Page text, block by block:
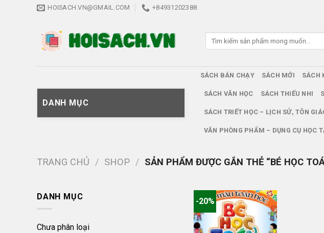
HOISACH.VN@GMAIL.COM +84931202388
DANH MỤC
SÁCH BÁN CHẠY SÁCH MỚI SÁCH
SÁCH VĂN HỌC SÁCH THIẾU NHI
SÁCH TRIẾT HỌC – LỊCH SỬ, TÔN
VĂN PHÒNG PHẨM – DỤNG CỤ HỌC
TRANG CHỦ / SHOP / SẢN PHẨM ĐƯỢC GẮN THẺ “BÉ HỌC
DANH MỤC
Chưa phân loại
-20%